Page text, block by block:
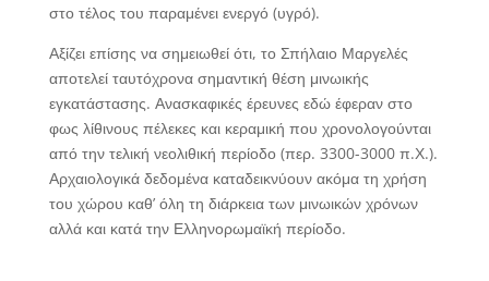
στο τέλος του παραμένει ενεργό (υγρό).
Αξίζει επίσης να σημειωθεί ότι, το Σπήλαιο Μαργελές
αποτελεί ταυτόχρονα σημαντική θέση μινωικής
εγκατάστασης. Ανασκαφικές έρευνες εδώ έφεραν στο
φως λίθινους πέλεκες και κεραμική που χρονολογούνται
από την τελική νεολιθική περίοδο (περ. 3300-3000 π.Χ.).
Αρχαιολογικά δεδομένα καταδεικνύουν ακόμα τη χρήση
του χώρου καθ’ όλη τη διάρκεια των μινωικών χρόνων
αλλά και κατά την Ελληνορωμαϊκή περίοδο.